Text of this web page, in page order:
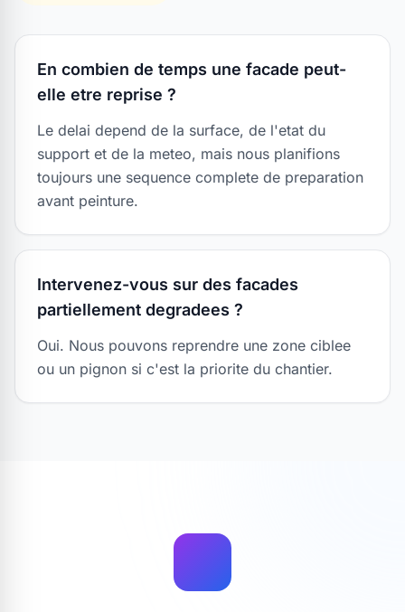
En combien de temps une facade peut-
elle etre reprise ?
Le delai depend de la surface, de l'etat du
support et de la meteo, mais nous planifions
toujours une sequence complete de preparation
avant peinture.
Intervenez-vous sur des facades
partiellement degradees ?
Oui. Nous pouvons reprendre une zone ciblee
ou un pignon si c'est la priorite du chantier.